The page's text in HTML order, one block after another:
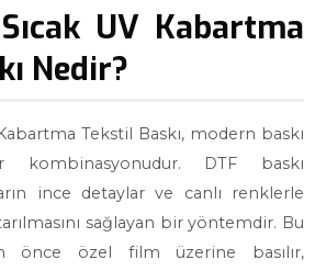
UV Kabartma
Nedir?
Tekstil Baskı, modern baskı
kombinasyonudur. DTF baskı
ince detaylar ve canlı renklerle
sağlayan bir yöntemdir. Bu
önce özel film üzerine basılır,